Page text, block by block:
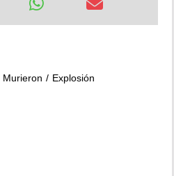
Murieron
Explosión